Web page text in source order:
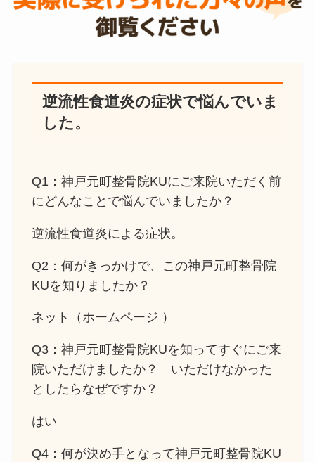
逆流性食道炎の症状で悩んでいま
した。
Q1：神戸元町整骨院KUにご来院いただく前
にどんなことで悩んでいましたか？
逆流性食道炎による症状。
Q2：何がきっかけで、この神戸元町整骨院
KUを知りましたか？
ネット（ホームページ ）
Q3：神戸元町整骨院KUを知ってすぐにご来
院いただけましたか？ いただけなかった
としたらなぜですか？
はい
Q4：何が決め手となって神戸元町整骨院KU